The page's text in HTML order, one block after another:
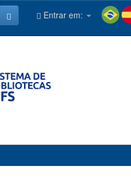
Entrar em: